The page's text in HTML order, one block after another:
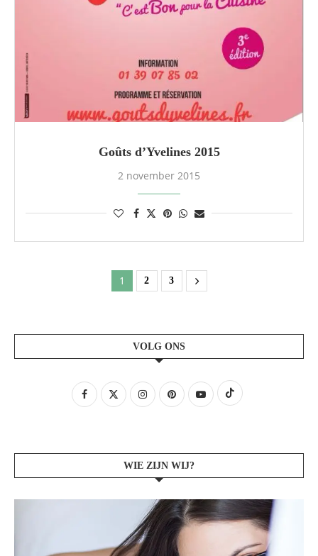
Goûts d’Yvelines 2015
2 november 2015
1 2 3
VOLG ONS
WIE ZIJN WIJ?